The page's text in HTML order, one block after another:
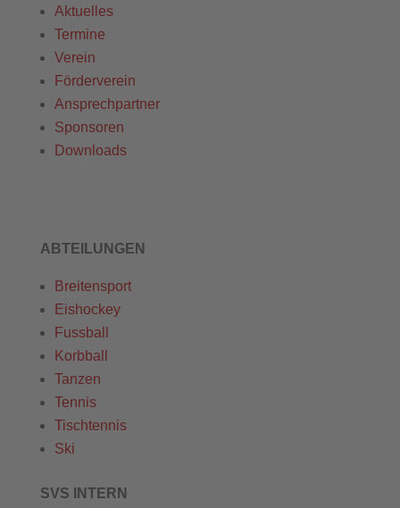
Aktuelles
Termine
Verein
Förderverein
Ansprechpartner
Sponsoren
Downloads
ABTEILUNGEN
Breitensport
Eishockey
Fussball
Korbball
Tanzen
Tennis
Tischtennis
Ski
SVS INTERN